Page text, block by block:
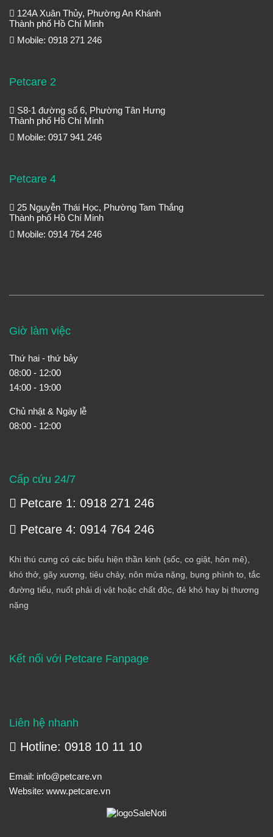
124A Xuân Thủy, Phường An Khánh
Thành phố Hồ Chí Minh
Mobile: 0918 271 246
Petcare 2
S8-1 đường số 6, Phường Tân Hưng
Thành phố Hồ Chí Minh
Mobile: 0917 941 246
Petcare 4
25 Nguyễn Thái Học, Phường Tam Thắng
Thành phố Hồ Chí Minh
Mobile: 0914 764 246
Giờ làm việc
Thứ hai - thứ bảy
08:00 - 12:00
14:00 - 19:00
Chủ nhật & Ngày lễ
08:00 - 12:00
Cấp cứu 24/7
Petcare 1: 0918 271 246
Petcare 4: 0914 764 246
Khi thú cưng có các biểu hiện thần kinh (sốc, co giật, hôn mê),
khó thở, gãy xương, tiêu chảy, nôn mửa nặng, bụng phình to, tắc
đường tiểu, nuốt phải dị vật hoặc chất độc, đẻ khó hay bị thương
nặng
Kết nối với Petcare Fanpage
Liên hệ nhanh
Hotline: 0918 10 11 10
Email: info@petcare.vn
Website: www.petcare.vn